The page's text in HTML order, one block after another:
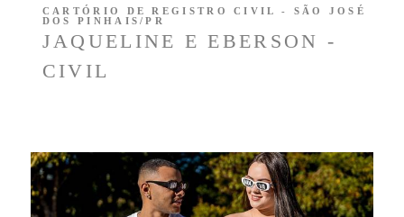
JAQUELINE E EBERSON -
CIVIL
CARTÓRIO DE REGISTRO CIVIL - SÃO JOSÉ
DOS PINHAIS/PR